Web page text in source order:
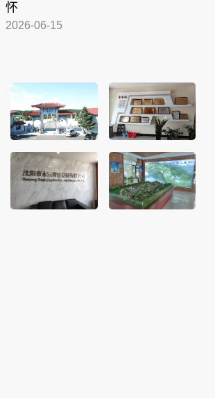
怀
2026-06-15